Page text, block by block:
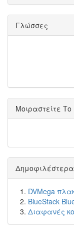
Γλώσσες
Μοιραστείτε Το
Δημοφιλέστερα
DVMega
BlueStack
Διαφανές